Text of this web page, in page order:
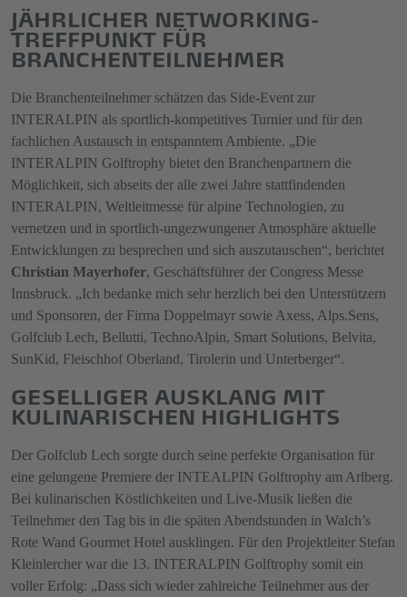
JÄHRLICHER NETWORKING-
TREFFPUNKT FÜR
BRANCHENTEILNEHMER
Die Branchenteilnehmer schätzen das Side-Event zur
INTERALPIN als sportlich-kompetitives Turnier und für den
fachlichen Austausch in entspanntem Ambiente. „Die
INTERALPIN Golftrophy bietet den Branchenpartnern die
Möglichkeit, sich abseits der alle zwei Jahre stattfindenden
INTERALPIN, Weltleitmesse für alpine Technologien, zu
vernetzen und in sportlich-ungezwungener Atmosphäre aktuelle
Entwicklungen zu besprechen und sich auszutauschen“, berichtet
Christian Mayerhofer, Geschäftsführer der Congress Messe
Innsbruck. „Ich bedanke mich sehr herzlich bei den Unterstützern
und Sponsoren, der Firma Doppelmayr sowie Axess, Alps.Sens,
Golfclub Lech, Bellutti, TechnoAlpin, Smart Solutions, Belvita,
SunKid, Fleischhof Oberland, Tirolerin und Unterberger“.
GESELLIGER AUSKLANG MIT
KULINARISCHEN HIGHLIGHTS
Der Golfclub Lech sorgte durch seine perfekte Organisation für
eine gelungene Premiere der INTEALPIN Golftrophy am Arlberg.
Bei kulinarischen Köstlichkeiten und Live-Musik ließen die
Teilnehmer den Tag bis in die späten Abendstunden in Walch’s
Rote Wand Gourmet Hotel ausklingen. Für den Projektleiter Stefan
Kleinlercher war die 13. INTERALPIN Golftrophy somit ein
voller Erfolg: „Dass sich wieder zahlreiche Teilnehmer aus der